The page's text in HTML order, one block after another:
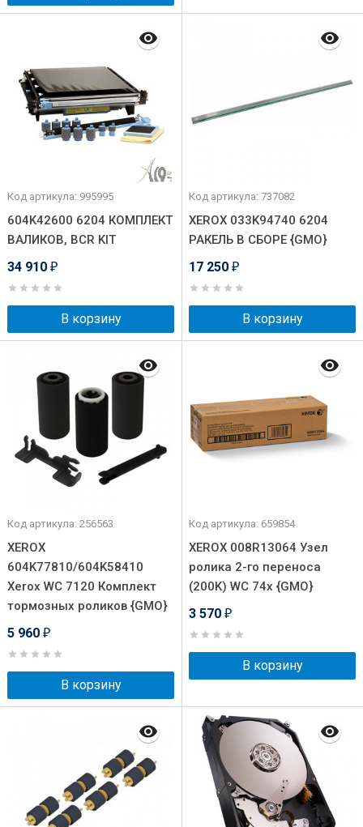
Код артикула: 995995
604K42600 6204 КОМПЛЕКТ
ВАЛИКОВ, BCR KIT
34 910 ₽
В корзину
Код артикула: 737082
XEROX 033K94740 6204
РАКЕЛЬ В СБОРЕ {GMO}
17 250 ₽
В корзину
Код артикула: 256563
XEROX
604K77810/604K58410
Xerox WC 7120 Комплект
тормозных роликов {GMO}
5 960 ₽
В корзину
Код артикула: 659854
XEROX 008R13064 Узел
ролика 2-го переноса
(200K) WC 74x {GMO}
3 570 ₽
В корзину